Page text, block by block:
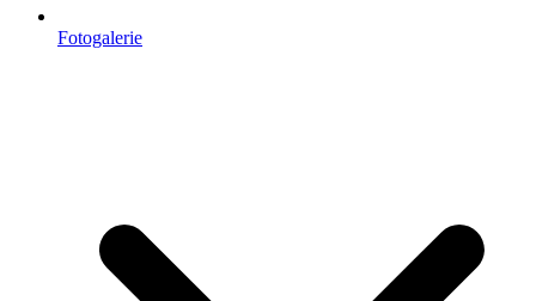
Fotogalerie